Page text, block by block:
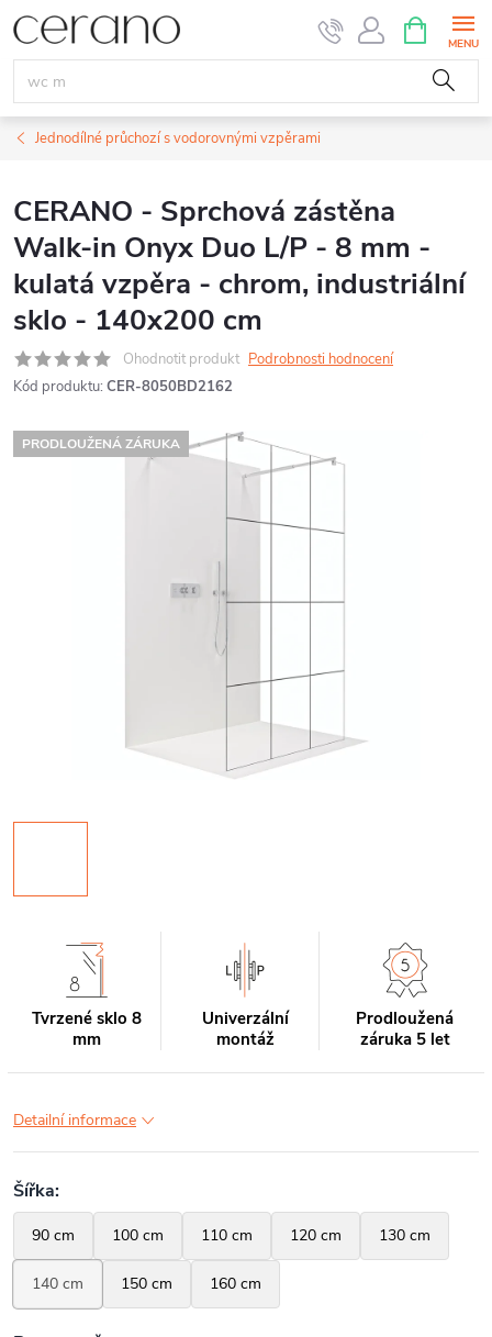
Přejít
na
obsah
NÁKUPNÍ
KOŠÍK
Jednodílné průchozí s vodorovnými vzpěrami
CERANO - Sprchová zástěna
Walk-in Onyx Duo L/P - 8 mm -
kulatá vzpěra - chrom, industriální
sklo - 140x200 cm
Ohodnotit produkt Podrobnosti hodnocení
Kód produktu: CER-8050BD2162
PRODLOUŽENÁ ZÁRUKA
Tvrzené sklo 8
mm
Univerzální
montáž
Prodloužená
záruka 5 let
Detailní informace